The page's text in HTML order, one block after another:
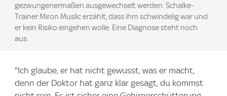
gezwungenermaßen ausgewechselt werden. Schalke-
Trainer Miron Muslic erzählt, dass ihm schwindelig war und
er kein Risiko eingehen wolle. Eine Diagnose steht noch
aus.
"Ich glaube, er hat nicht gewusst, was er macht,
denn der Doktor hat ganz klar gesagt, du kommst